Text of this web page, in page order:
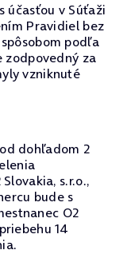
účasťou v Súťaži
Pravidiel bez
podľa
zodpovedný za
vzniknuté
dohľadom 2
s.r.o.,
bude s
O2
14